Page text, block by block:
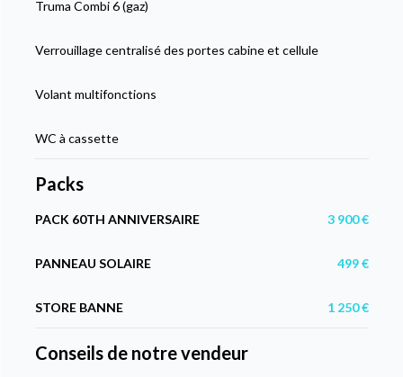
Truma Combi 6 (gaz)
Verrouillage centralisé des portes cabine et cellule
Volant multifonctions
WC à cassette
Packs
PACK 60TH ANNIVERSAIRE 3 900 €
PANNEAU SOLAIRE 499 €
STORE BANNE 1 250 €
Conseils de notre vendeur